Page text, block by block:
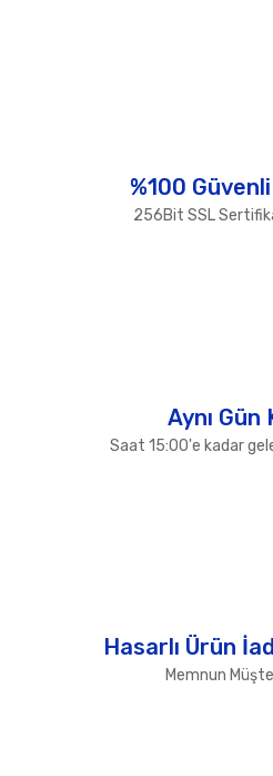
Ürün fiyatı diğer sitelerden
%100
256Bit SSL
Aynı Gün
Saat 15:00'e kadar
Hasarlı Ürün
Memnun